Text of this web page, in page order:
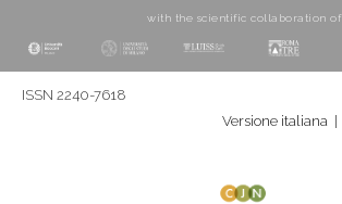
with the scientific collaboration of
ISSN 2240-7618
Versione italiana